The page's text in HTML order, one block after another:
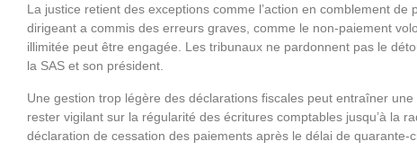
La justice retient des exceptions comme l’action en comblement de
dirigeant a commis des erreurs graves, comme le non-paiement
illimitée peut être engagée. Les tribunaux ne pardonnent pas le
la SAS et son président.
Une gestion trop légère des déclarations fiscales peut entraîner
rester vigilant sur la régularité des écritures comptables jusqu’à la
déclaration de cessation des paiements après le délai de quarante-